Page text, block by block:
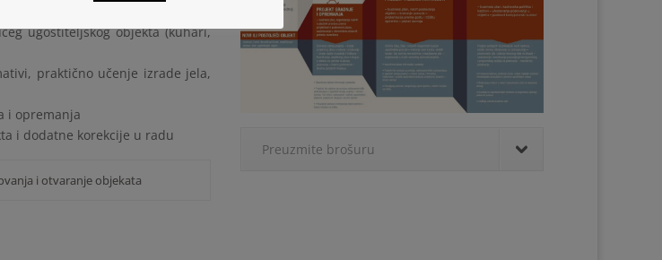
ugostiteljskog objekta (kuhari,
praktično učenje izrade jela,
i opremanja
i dodatne korekcije u radu
i otvaranje objekata
Preuzmite brošuru